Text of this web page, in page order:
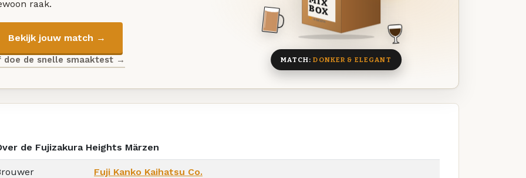
raak.
Bekijk jouw match →
doe de snelle smaaktest →
BOX
8 BIEREN
MATCH:DONKER & ELEGANT
de Fujizakura Heights Märzen
Fuji Kanko Kaihatsu Co.